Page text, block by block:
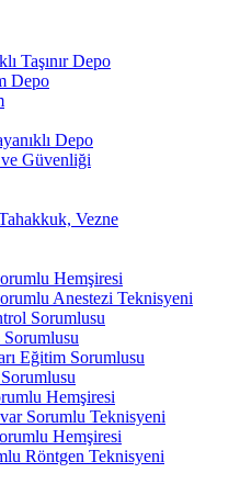
Taşınır Depo
Depo
Depo
ve Güvenliği
Vezne
Hemşiresi
Anestezi Teknisyeni
Sorumlusu
Eğitim Sorumlusu
Hemşiresi
Sorumlu Teknisyeni
Hemşiresi
Röntgen Teknisyeni